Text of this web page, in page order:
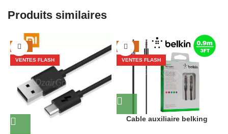
Produits similaires
-27%
VENTES FLASH
-22%
VENTES FLASH
Cable auxiliaire belking